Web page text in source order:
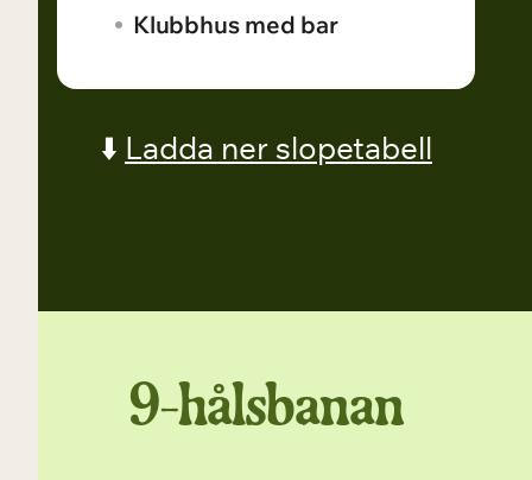
Klubbhus med bar
⬇️ Ladda ner slopetabell
9-hålsbanan